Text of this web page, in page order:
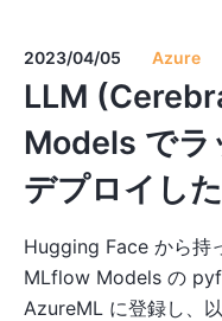
2023/04/05 Azure
LLM
Models でラ
デプロイし
Hugging Face から持
MLflow Models の
AzureML に登録し、